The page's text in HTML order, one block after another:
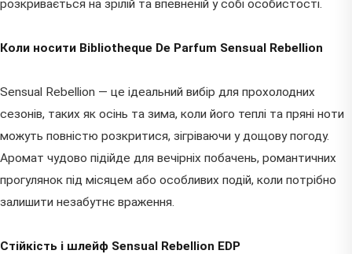
розкривається на зрілій та впевненій у собі особистості.
Коли носити Bibliotheque De Parfum Sensual Rebellion
Sensual Rebellion — це ідеальний вибір для прохолодних
сезонів, таких як осінь та зима, коли його теплі та пряні ноти
можуть повністю розкритися, зігріваючи у дощову погоду.
Аромат чудово підійде для вечірніх побачень, романтичних
прогулянок під місяцем або особливих подій, коли потрібно
залишити незабутнє враження.
Стійкість і шлейф Sensual Rebellion EDP